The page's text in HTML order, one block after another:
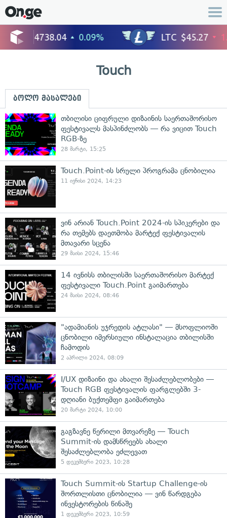
Touch
ბოლო მასალები
თბილისი ციფრული დიზაინის საერთაშორისო
ფესტივალს მასპინძლობს — რა ვიცით Touch
RGB-ზე
28 მარტი, 15:25
Touch.Point-ის სრული პროგრამა ცნობილია
11 ივნისი 2024, 14:23
ვინ არიან Touch.Point 2024-ის სპიკერები და
რა თემებს დაეთმობა მარტექ ფესტივალის
მთავარი სცენა
29 მაისი 2024, 15:46
14 ივნისს თბილისში საერთაშორისო მარტექ
ფესტივალი Touch.Point გაიმართება
24 მაისი 2024, 08:46
"ადამიანის უჯრედის ატლასი" — მსოფლიოში
ცნობილი იმერსიული ინსტალაცია თბილისში
ჩამოდის
2 აპრილი 2024, 08:09
I/UX დიზაინი და ახალი შესაძლებლობები —
Touch RGB ფესტივალის ფარგლებში 3-
დღიანი ბუქთემფი გაიმართება
20 მარტი 2024, 10:00
გაგზავნე წერილი მთვარეზე — Touch
Summit-ის დამსწრეებს ახალი
შესაძლებლობა ეძლევათ
5 დეკემბერი 2023, 10:28
Touch Summit-ის Startup Challenge-ის
შორთლისთი ცნობილია — ვინ წარდგება
ინვესტორების წინაშე
1 დეკემბერი 2023, 10:59